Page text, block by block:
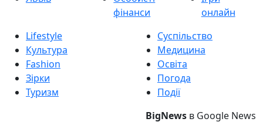
фінанси
онлайн
Lifestyle
Культура
Fashion
Зірки
Туризм
Суспільство
Медицина
Освіта
Погода
Події
BigNews в Google News